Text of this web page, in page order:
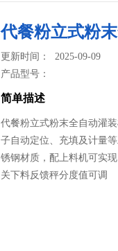
代餐粉立式粉
更新时间： 2025-09-09
产品型号：
简单描述
代餐粉立式粉末全自动灌
子自动定位、充填及计量
锈钢材质，配上料机可实
关下料反馈秤分度值可调